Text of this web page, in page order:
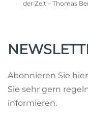
der Zeit – Thomas
Abonnieren Sie
Sie sehr gern
informieren.